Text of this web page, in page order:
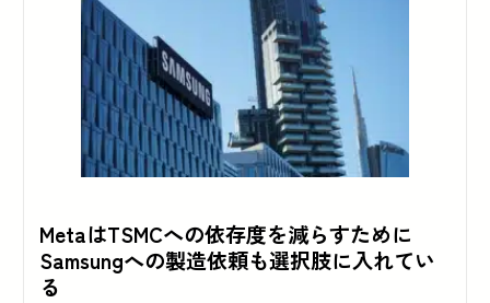
MetaはTSMCへの依存度を減らすために
Samsungへの製造依頼も選択肢に入れてい
る